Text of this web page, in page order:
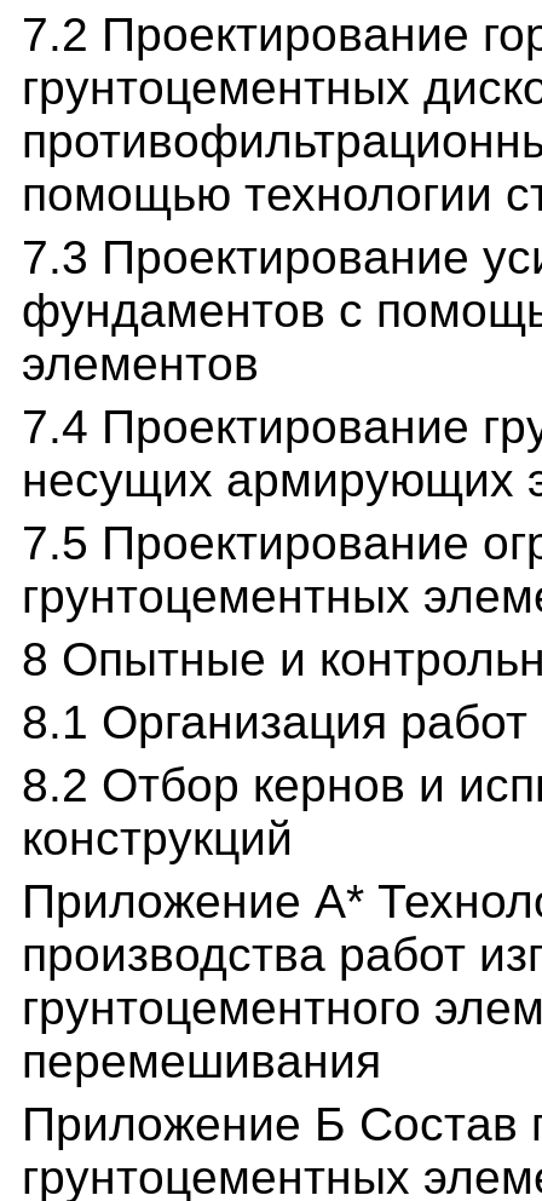
7.2 Проектирование
грунтоцементных
помощью технологии
7.3 Проектирование
фундаментов с
элементов
7.4 Проектирование
несущих армирующих
7.5 Проектирование
грунтоцементных
8 Опытные и
8.1 Организация
8.2 Отбор кернов и
конструкций
Приложение А*
производства работ
грунтоцементного
перемешивания
Приложение Б Состав
грунтоцементных